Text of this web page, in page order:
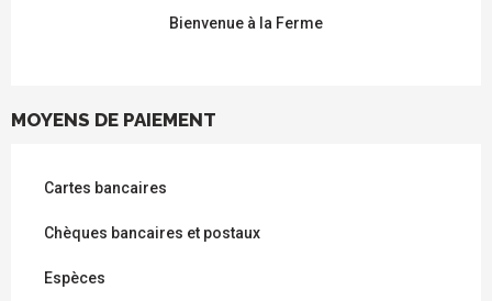
Bienvenue à la Ferme
MOYENS DE PAIEMENT
Cartes bancaires
Chèques bancaires et postaux
Espèces